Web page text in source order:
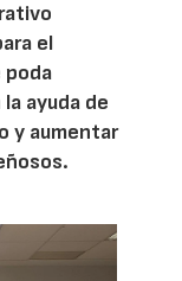
el
poda
ayuda de
y aumentar